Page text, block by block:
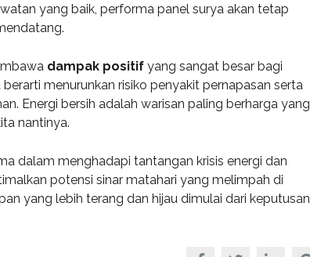
yang baik, performa panel surya akan tetap
dampak positif yang sangat besar bagi
menurunkan risiko penyakit pernapasan serta
Energi bersih adalah warisan paling berharga yang
nantinya.
dalam menghadapi tantangan krisis energi dan
potensi sinar matahari yang melimpah di
yang lebih terang dan hijau dimulai dari keputusan